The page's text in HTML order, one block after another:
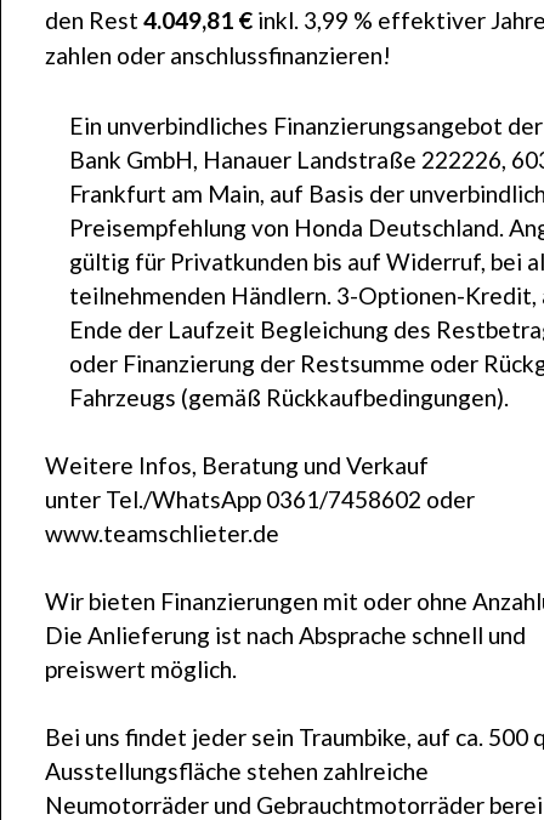
den Rest 4.049,81 € inkl. 3,99 % effektiver
zahlen oder anschlussfinanzieren!
Ein unverbindliches Finanzierungsangebot
Bank GmbH, Hanauer Landstraße 222226,
Frankfurt am Main, auf Basis der
Preisempfehlung von Honda Deutschland.
gültig für Privatkunden bis auf Widerruf, bei
teilnehmenden Händlern. 3-Optionen-Kredit,
Ende der Laufzeit Begleichung des
oder Finanzierung der Restsumme oder
Fahrzeugs (gemäß Rückkaufbedingungen).
Weitere Infos, Beratung und Verkauf
unter Tel./WhatsApp 0361/7458602 oder
www.teamschlieter.de
Wir bieten Finanzierungen mit oder ohne
Die Anlieferung ist nach Absprache schnell und
preiswert möglich.
Bei uns findet jeder sein Traumbike, auf ca. 500
Ausstellungsfläche stehen zahlreiche
Neumotorräder und Gebrauchtmotorräder